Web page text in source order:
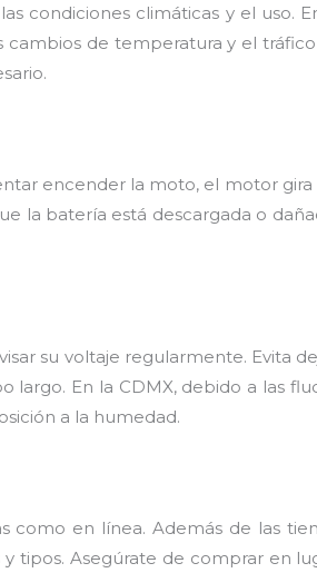
condiciones climáticas y el uso.
de temperatura y el
encender la moto, el motor
la batería está descargada o
su voltaje regularmente. Evita
En la CDMX, debido a las
a la humedad.
como en línea. Además de las
tipos. Asegúrate de comprar en